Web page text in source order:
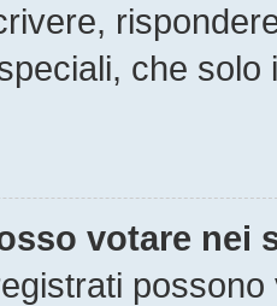
che solo
votare nei